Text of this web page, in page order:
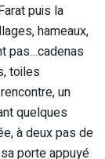
puis la
hameaux,
pas…cadenas
toiles
un
quelques
à deux pas de
porte appuyé